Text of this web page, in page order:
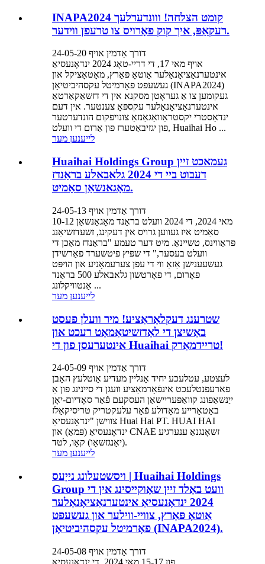
INAPA2024 קומט הצלחה! ווונדערלעך
רעקאַפּ, איך קוק פאָרויס צו טרעפן ווידער.
דורך אַדמין אויף 24-05-20
אויף מאי 17, די דריי-טאָג 2024 ינדאָנעסיאַ
אינטערנאַציאָנאַלער אַוטאָ פּאַרץ, מאָטאָציקל און
געשעפט פאָרמיטל עקסהיביטיאָן (INAPA2024)
געקומען צו אַ געראָטן מסקנא אין די דזשאַקאַרטאַ
אינטערנאַציאָנאַלער עקספּאָ צענטער. אין דעם
ינדאַסטרי יקסטראַוואַגאַנזאַ צונויפקום הונדערטער
פון יגזיבאַטערז פון אַרום די וועלט, Huaihai Ho ...
לייענען מער
Huaihai Holdings Group געמאכט זיין
דעבוט ביי די 2024 גלאבאלע בראַנדז
מאָגאנשאַן סאַמיט.
דורך אַדמין אויף 24-05-13
10-12 מאי 2024, די 2024 וועלט בראַנד מאָגאַנשאַן
סאַמיט איז געווען גרויס אין דעקינג, זשעדזשיאַנג
פּראַווינס, טשיינאַ. מיט דער טעמע "בראַנדז מאַכן די
וועלט בעסער," די שפּיץ פיטשערד פאַרשידן
געשעענישן אַזאַ ווי די עפן צערעמאָניע און הויפּט
פאָרום, די פאָרטשון גלאבאלע 500 בראַנד
אַנטוויקלונג ...
לייענען מער
שטרענג דעקלאַראַציע! מיר וועלן פעסט
באַשיצן די לאַדזשיטאַמאַט רעכט און
אינטערעסן פון די Huaihai טריידמאַרק!
דורך אַדמין אויף 24-05-09
לעצטע, עטלעכע יחיד אָנליין מעדיע אַוטלעץ האָבן
פארעפנטלעכט אינפֿאָרמאַציע וועגן די סיינינג פון אַ
ייַנשאַפונג קוואַפּעריישאַן העסקעם פֿאַר סאָדיום-יאָן
באַטאַרייע מאָדולע פֿאַר עלעקטריק טריסיקאַלז
צווישן "ינדאָנעסיאַ Huai Hai PT. HUAI HAI
ינדאָנעסיאַ (פּמאַ) און CNAE זשאָנגנאַ ענערגיע
(יאַנגזשאָו) קאָו, לטד.
לייענען מער
ויסשטעלונג נייַעס | Huaihai Holdings
Group וועט באַלד זיין שאָוקייסינג אין די
2024 ינדאָנעסיאַ אינטערנאַציאָנאַלער
אַוטאָ פּאַרץ, צוויי-ווילער און געשעפט
פאָרמיטל עקסהיביטיאָן (INAPA2024).
דורך אַדמין אויף 24-05-08
פון 15-17 מאי 2024, די ינדאָנעסיאַ